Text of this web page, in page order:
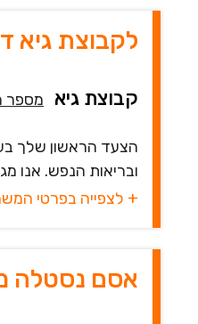
לקבוצת גיא
קבוצת גיא מספר
הצעד הראשון שלך
ובריאות הנפש. אנו
+ לצפייה בפרטי
אסם נסטלה